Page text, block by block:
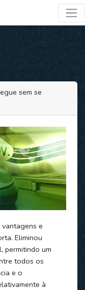
sem se
e
Eliminou
permitindo um
todos os
e o
à